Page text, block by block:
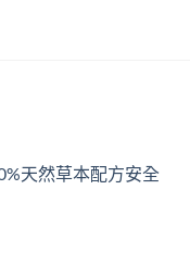
天然草本配方安全